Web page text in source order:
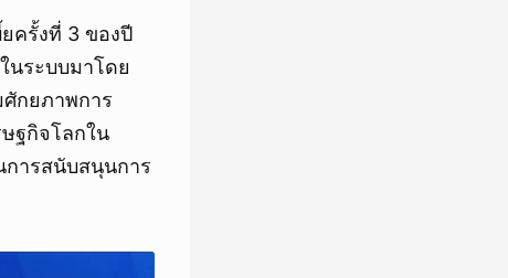
ครั้งที่ 3 ของปี
นระบบมาโดย
กยภาพการ
ฐกิจโลกใน
การสนับสนุนการ